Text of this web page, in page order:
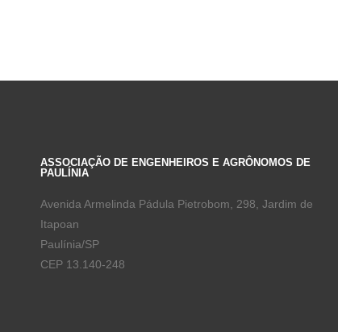
ASSOCIAÇÃO DE ENGENHEIROS E AGRÔNOMOS DE
PAULÍNIA
Avenida Armelinda Pádula Pietrobom, 298, Jardim de
Itapoan
Paulínia/SP
CEP 13.140-248